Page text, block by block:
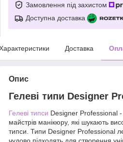
Замовлення під захистом
Доступна доставка
Доставка
Опис
Гелеві типи Designer
Гелеві типси Designer Professional -
майстрів манікюру, які шукають
типси. Типи Designer Professional